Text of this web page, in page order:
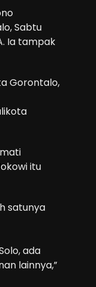
Sabtu
Ia tampak
Gorontalo,
itu
satunya
ada
lainnya,”